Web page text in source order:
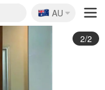
🇦🇺
AU
1/2